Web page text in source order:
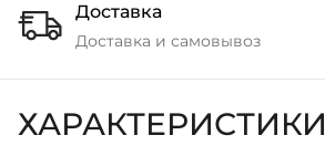
Доставка
Доставка и самовывоз
ХАРАКТЕРИСТИКИ